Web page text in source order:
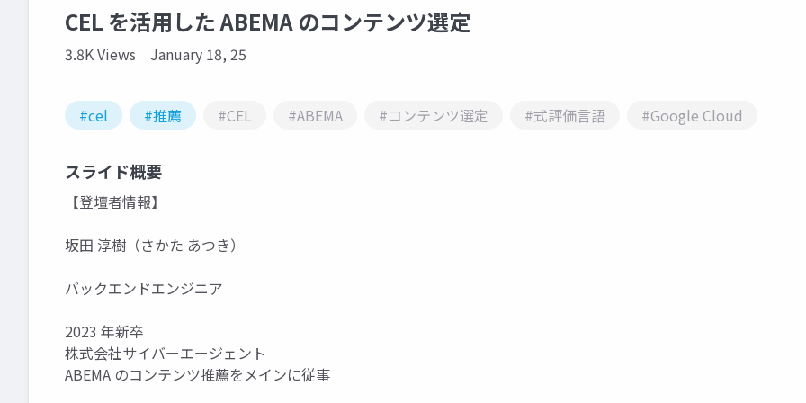
CEL を活用した ABEMA のコンテンツ選定
3.8K Views January 18, 25
#cel #推薦 #CEL #ABEMA #コンテンツ選定 #式評価言語 #Google Cloud
スライド概要
【登壇者情報】
坂田 淳樹（さかた あつき）
バックエンドエンジニア
2023 年新卒
株式会社サイバーエージェント
ABEMA のコンテンツ推薦をメインに従事